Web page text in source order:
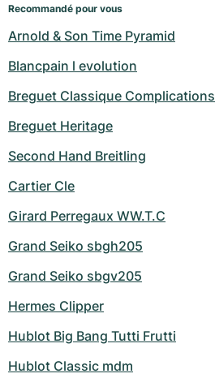
Recommandé pour vous
Arnold & Son Time Pyramid
Blancpain l evolution
Breguet Classique Complications
Breguet Heritage
Second Hand Breitling
Cartier Cle
Girard Perregaux WW.T.C
Grand Seiko sbgh205
Grand Seiko sbgv205
Hermes Clipper
Hublot Big Bang Tutti Frutti
Hublot Classic mdm